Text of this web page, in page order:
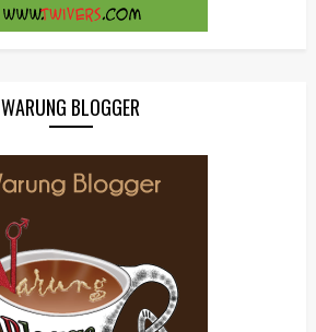
WARUNG BLOGGER